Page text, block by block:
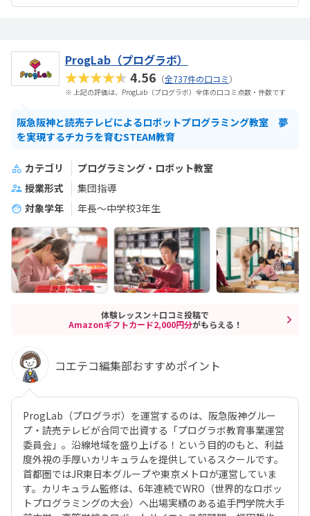
ProgLab（プログラボ）
★★★★★4.56 （全737件の口コミ）
※ 上記の評価は、ProgLab（プログラボ）全体の口コミ点数・件数です
阪急阪神と読売テレビによるロボットプログラミング教室 夢
を実現するチカラを育むSTEAM教育
カテゴリ
プログラミング・ロボット教室
授業形式
集団指導
対象学年
年長～中学校3年生
体験レッスン＋口コミ投稿で
Amazonギフトカード2,000円分がもらえる！
コエテコ編集部おすすめポイント
ProgLab（プログラボ）を運営するのは、阪急阪神グルー
プ・読売テレビが合同で出資する「プログラボ教育事業運営
委員会」。沿線地域を盛り上げる！という目的のもと、利益
度外視の手厚いカリキュラムを提供しているスクールです。
首都圏ではJR東日本グループや東京メトロが運営していま
す。カリキュラム監修は、6年連続でWRO（世界的なロボッ
トプログラミングの大会）へ出場実績のある追手門学院大手